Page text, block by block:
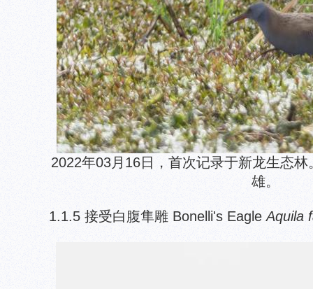
2022年03月16日，首次记录于新龙生态
雄。
1.1.5 接受白腹隼雕 Bonelli's EagleAquila